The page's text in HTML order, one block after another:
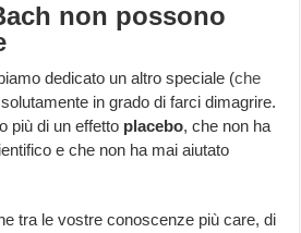
non possono
dedicato un altro speciale (che
in grado di farci dimagrire.
più di un effetto placebo, che non ha
e che non ha mai aiutato
tra le vostre conoscenze più care, di